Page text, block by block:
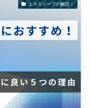
エマスリープの解説！